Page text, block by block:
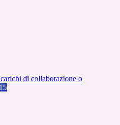
di collaborazione o
15